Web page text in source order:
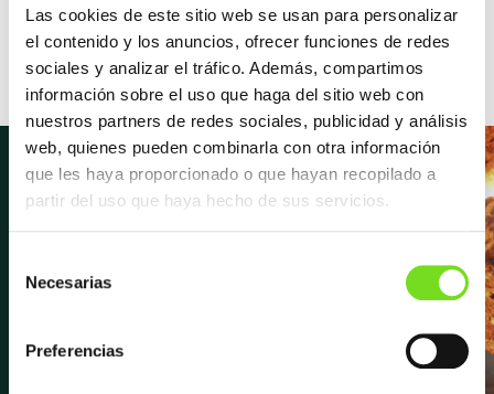
Las cookies de este sitio web se usan para personalizar
el contenido y los anuncios, ofrecer funciones de redes
sociales y analizar el tráfico. Además, compartimos
información sobre el uso que haga del sitio web con
nuestros partners de redes sociales, publicidad y análisis
web, quienes pueden combinarla con otra información
que les haya proporcionado o que hayan recopilado a
partir del uso que haya hecho de sus servicios.
Necesarias
Preferencias
Del 13 al 15 de enero 2026, tendrá lugar la
Feria EUROGUSS, en Nuremberg (Alemania),
feria internacional de fundición a presión.
Newsletter
novedades y noticias sobre FEAF,